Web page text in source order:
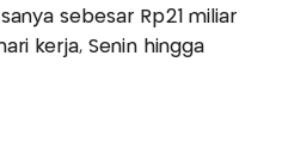
sebesar Rp21 miliar
kerja, Senin hingga